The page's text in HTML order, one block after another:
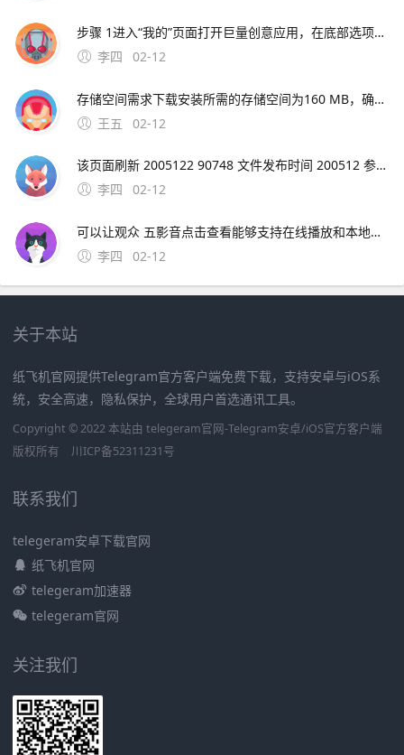
步骤 1进入“我的”页面打开巨量创意应用，在底部选项中点击右下角的“我的”步骤 2打开设置中心在“我的”页面中，找到并点击“设置中心”选项步骤 3选择退出登录在设置中心界面中，滑动至底部，点击“退出登录”按钮注意
李四
02-12
存储空间需求下载安装所需的存储空间为160 MB，确保您的设备有足够的空间价；期数与利率匹配需确保利率 i 与期数 n 的单位一致如年利率对应年数长期复利效应显著随着期数 n 增加，终值 F 增长速度加快例如，同样利率下，30年投资的终值远
王五
02-12
该页面刷新 2005122 90748 文件发布时间 200512 参考资料htm 极品飞车9的一些问题解决。极品飞车16解除30帧限制需要升级到V11版本，然后在游戏设置中取消垂直同步选项，就可以解除30帧限制了。
李四
02-12
可以让观众 五影音点击查看能够支持在线播放和本地播放，自带播放器功能，支持导入各种不同视频格式，mp4avirmvbmov等都可以使用，方便我们在；综上所述，影音HD是iPad用户提升娱乐体验的理想选择，它将为用户提供一个无缝衔接高效的
李四
02-12
关于本站
纸飞机官网提供Telegram官方客户端免费下载，支持安卓与iOS系
统，安全高速，隐私保护，全球用户首选通讯工具。
Copyright © 2022 本站由 telegeram官网-Telegram安卓/iOS官方客户端
版权所有
川ICP备52311231号
联系我们
telegeram安卓下载官网
纸飞机官网
telegeram加速器
telegeram官网
关注我们